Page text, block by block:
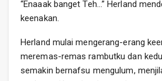
“Enaaak banget Teh…” Herland
keenakan.
Herland mulai mengerang-erang
meremas-remas rambutku dan
semakin bernafsu mengulum,